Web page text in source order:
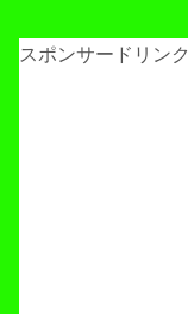
スポンサードリンク